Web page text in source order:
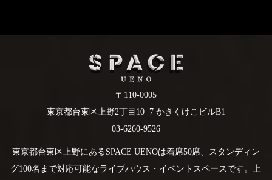
〒110-0005
東京都台東区上野2丁目10−7 かきくけこビルB1
03-6260-9526
東京都台東区上野にあるSPACE UENOは着席50席、スタンディン
グ100名まで対応可能なライブハウス・イベントスペースです。上